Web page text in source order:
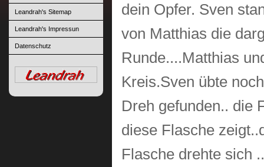
Leandrah's Sitemap
Leandrah's Impressun
Datenschutz
dein Opfer. Sven
von Matthias die
Runde....Matthias
Kreis.Sven übte
Dreh gefunden.. die
diese Flasche
Flasche drehte sich